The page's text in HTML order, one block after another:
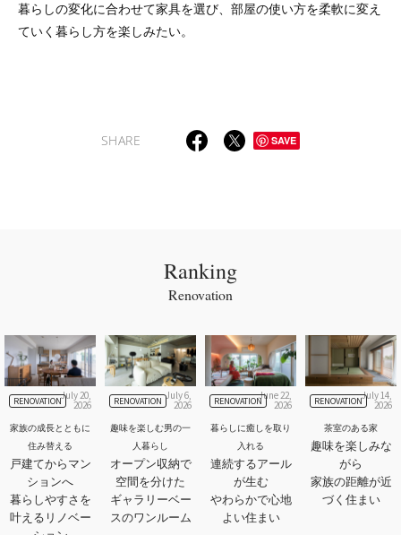
暮らしの変化に合わせて家具を選び、部屋の使い方を柔軟に変え
ていく暮らし方を楽しみたい。
SHARE SAVE
Ranking
Renovation
RENOVATIONJuly 20,
2026
家族の成長とともに
住み替える
戸建てからマン
ションへ
暮らしやすさを
叶えるリノベー
RENOVATION July 6,
2026
趣味を楽しむ男の一
人暮らし
オープン収納で
空間を分けた
ギャラリーベー
スのワンルーム
RENOVATIONJune 22,
2026
暮らしに癒しを取り
入れる
連続するアール
が生む
やわらかで心地
よい住まい
RENOVATIONJuly 14,
2026
茶室のある家
趣味を楽しみな
がら
家族の距離が近
づく住まい